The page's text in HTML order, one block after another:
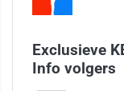
Exclusieve
Info volgers